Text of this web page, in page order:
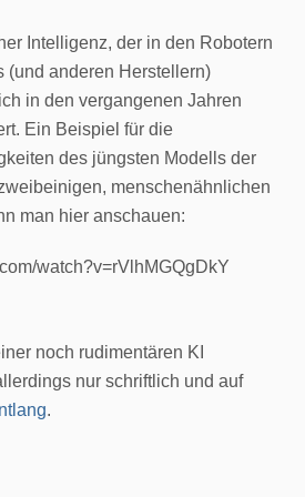
Intelligenz, der in den Robotern
(und anderen Herstellern)
in den vergangenen Jahren
Ein Beispiel für die
des jüngsten Modells der
menschenähnlichen
man hier anschauen:
watch?v=rVlhMGQgDkY
noch rudimentären KI
nur schriftlich und auf
.